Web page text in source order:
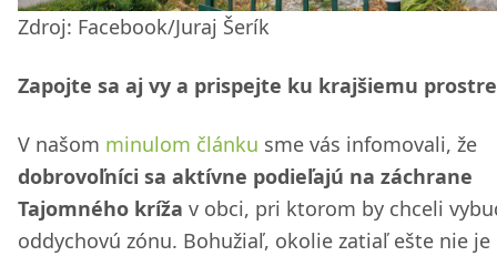
Zdroj: Facebook/Juraj Šerík
Zapojte sa aj vy a prispejte ku krajšiemu
V našom minulom článku sme vás infomovali, že
dobrovoľníci sa aktívne podieľajú na záchrane
Tajomného kríža v obci, pri ktorom by chceli
oddychovú zónu. Bohužiaľ, okolie zatiaľ ešte nie je